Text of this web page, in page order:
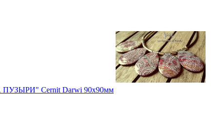
ПУЗЫРИ" Cernit Darwi 90х90мм